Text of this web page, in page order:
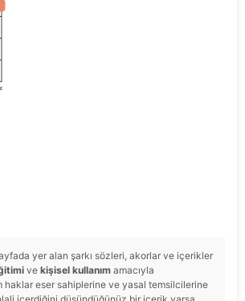
E
yer alan şarkı sözleri, akorlar ve içerikler
ve kişisel kullanım amacıyla
haklar eser sahiplerine ve yasal temsilcilerine